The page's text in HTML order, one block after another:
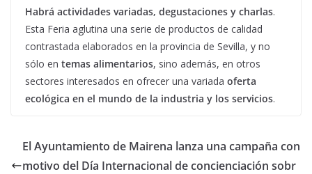
Habrá actividades variadas, degustaciones y charlas.
Esta Feria aglutina una serie de productos de calidad
contrastada elaborados en la provincia de Sevilla, y no
sólo en temas alimentarios, sino además, en otros
sectores interesados en ofrecer una variada oferta
ecológica en el mundo de la industria y los servicios.
El Ayuntamiento de Mairena lanza una campaña con
motivo del Día Internacional de concienciación sobr